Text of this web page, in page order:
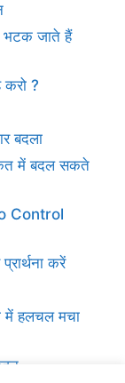
भटक जाते हैं
करो ?
बदला
में बदल सकते
Control
करें
में हलचल मचा